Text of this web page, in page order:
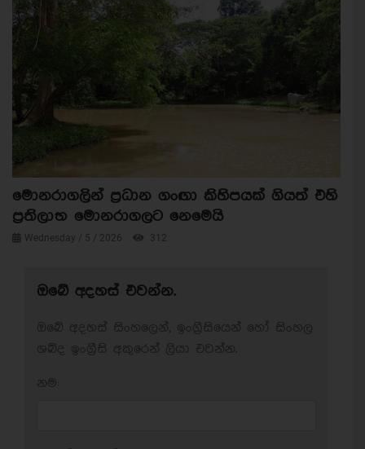
මොනරාගලින් ප්‍රධාන ගංඟා කිහිපයක් ගියත් එහි
ප්‍රතිලාභ මොනරාගලට නෙමෙයි
Wednesday / 5 / 2026 312
ඔබේ අදහස් එවන්න.